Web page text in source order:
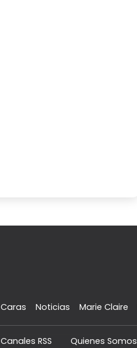
Caras Noticias Marie Claire
Canales RSS Quienes Somos